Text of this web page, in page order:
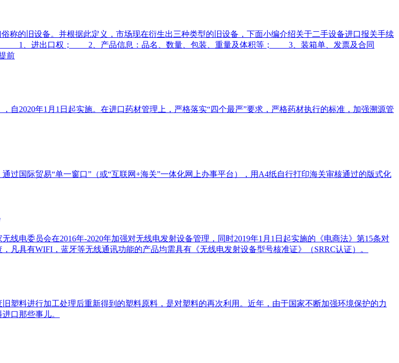
的旧设备。并根据此定义，市场现在衍生出三种类型的旧设备，下面小编介绍关于二手设备进口报关手续
： 1、进出口权； 2、产品信息：品名、数量、包装、重量及体积等； 3、装箱单、发票及合同
前
自2020年1月1日起实施。在进口药材管理上，严格落实“四个最严”要求，严格药材执行的标准，加强溯源管
过国际贸易“单一窗口”（或“互联网+海关”一体化网上办事平台），用A4纸自行打印海关审核通过的版式化
线电委员会在2016年-2020年加强对无线电发射设备管理，同时2019年1月1日起实施的《电商法》第15条对
凡具有WIFI，蓝牙等无线通讯功能的产品均需具有《无线电发射设备型号核准证》（SRRC认证）。
塑料进行加工处理后重新得到的塑料原料，是对塑料的再次利用。近年，由于国家不断加强环境保护的力
口那些事儿。